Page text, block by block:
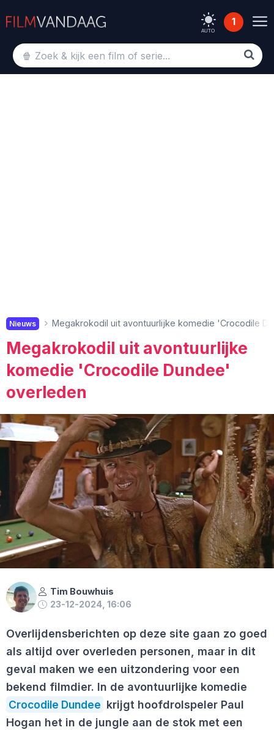
AUTO
1
Nieuws Megakrokodil uit avontuurlijke komedie 'Crocodile
Megakrokodil uit avontuurlijke
komedie 'Crocodile Dundee'
overleden
Tim Bouwhuis
23-12-2024, 16:06
Overlijdensberichten op deze site gaan zo goed
als altijd over overleden personen, maar in dit
geval maken we een uitzondering voor een
bekend filmdier. In de avontuurlijke komedie
Crocodile Dundee krijgt hoofdrolspeler Paul
Hogan het in de jungle aan de stok met een